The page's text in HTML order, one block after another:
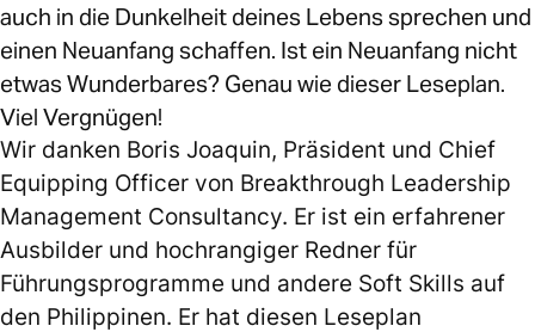
auch in die Dunkelheit deines Lebens sprechen und
einen Neuanfang schaffen. Ist ein Neuanfang nicht
etwas Wunderbares? Genau wie dieser Leseplan.
Viel Vergnügen!
Wir danken Boris Joaquin, Präsident und Chief
Equipping Officer von Breakthrough Leadership
Management Consultancy. Er ist ein erfahrener
Ausbilder und hochrangiger Redner für
Führungsprogramme und andere Soft Skills auf
den Philippinen. Er hat diesen Leseplan